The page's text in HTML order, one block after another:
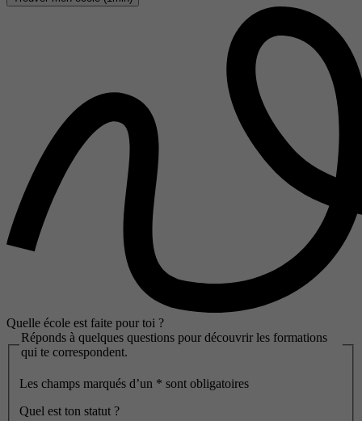
Quelle école est faite pour toi ?
Réponds à quelques questions pour découvrir les formations
qui te correspondent.
Les champs marqués d’un * sont obligatoires
Quel est ton statut ?